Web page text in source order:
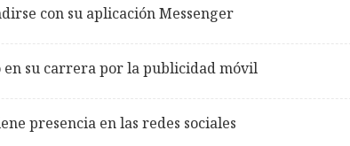
con su aplicación Messenger
en su carrera por la publicidad móvil
presencia en las redes sociales